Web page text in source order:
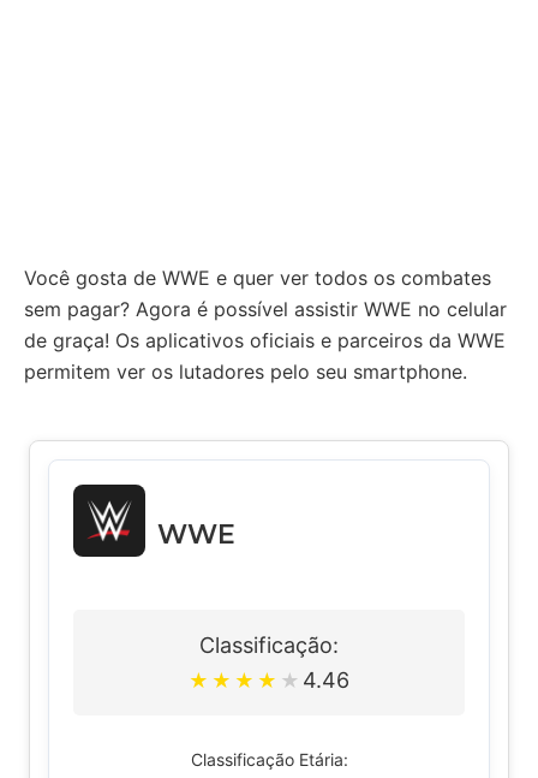
Você gosta de WWE e quer ver todos os combates
sem pagar? Agora é possível assistir WWE no celular
de graça! Os aplicativos oficiais e parceiros da WWE
permitem ver os lutadores pelo seu smartphone.
WWE
Classificação:
★ ★ ★ ★ ★ 4.46
Classificação Etária: